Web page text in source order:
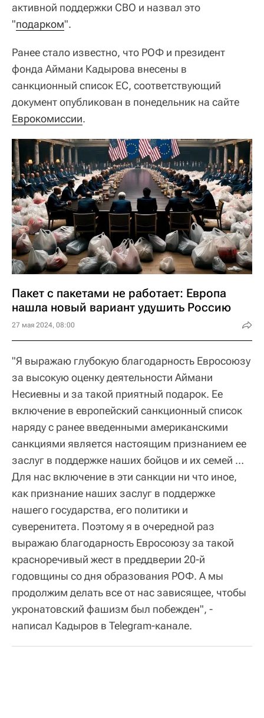
активной поддержки СВО и назвал это
"подарком".
Ранее стало известно, что РОФ и президент
фонда Аймани Кадырова внесены в
санкционный список ЕС, соответствующий
документ опубликован в понедельник на сайте
Еврокомиссии.
Пакет с пакетами не работает: Европа
нашла новый вариант удушить Россию
27 мая 2024, 08:00
"Я выражаю глубокую благодарность Евросоюзу
за высокую оценку деятельности Аймани
Несиевны и за такой приятный подарок. Ее
включение в европейский санкционный список
наряду с ранее введенными американскими
санкциями является настоящим признанием ее
заслуг в поддержке наших бойцов и их семей …
Для нас включение в эти санкции ни что иное,
как признание наших заслуг в поддержке
нашего государства, его политики и
суверенитета. Поэтому я в очередной раз
выражаю благодарность Евросоюзу за такой
красноречивый жест в преддверии 20-й
годовщины со дня образования РОФ. А мы
продолжим делать все от нас зависящее, чтобы
укронатовский фашизм был побежден", -
написал Кадыров в Telegram-канале.